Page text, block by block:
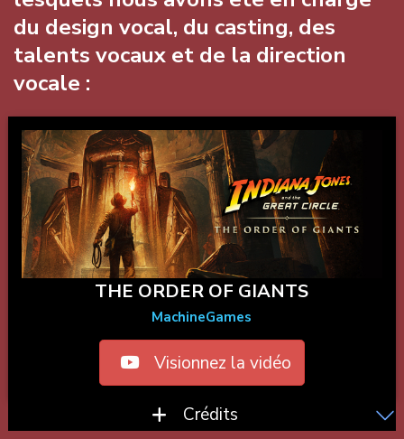
du design vocal, du casting, des
talents vocaux et de la direction
vocale :
THE ORDER OF GIANTS
MachineGames
Visionnez la vidéo
Crédits